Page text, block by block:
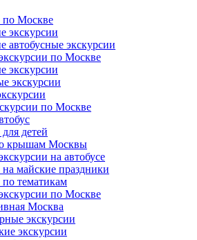
по Москве
экскурсии
автобусные экскурсии
по Москве
экскурсии
экскурсии
по Москве
детей
крышам Москвы
на автобусе
майские праздники
тематикам
по Москве
Москва
экскурсии
экскурсии